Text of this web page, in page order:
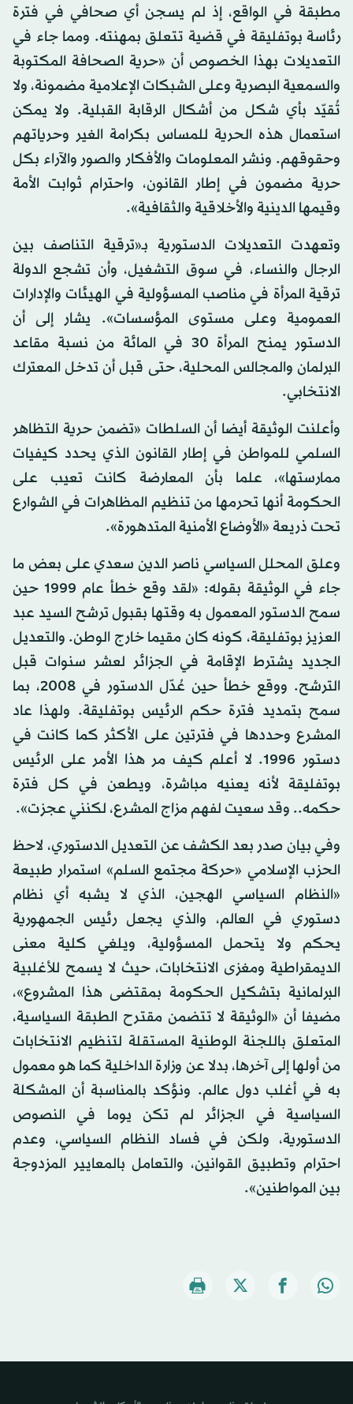
مطبقة في الواقع، إذ لم يسجن أي صحافي في فترة
رئاسة بوتفليقة في قضية تتعلق بمهنته. ومما جاء في
التعديلات بهذا الخصوص أن «حرية الصحافة المكتوبة
والسمعية البصرية وعلى الشبكات الإعلامية مضمونة، ولا
تُقيّد بأي شكل من أشكال الرقابة القبلية. ولا يمكن
استعمال هذه الحرية للمساس بكرامة الغير وحرياتهم
وحقوقهم. ونشر المعلومات والأفكار والصور والآراء بكل
حرية مضمون في إطار القانون، واحترام ثوابت الأمة
وقيمها الدينية والأخلاقية والثقافية».
وتعهدت التعديلات الدستورية بـ«ترقية التناصف بين
الرجال والنساء، في سوق التشغيل، وأن تشجع الدولة
ترقية المرأة في مناصب المسؤولية في الهيئات والإدارات
العمومية وعلى مستوى المؤسسات». يشار إلى أن
الدستور يمنح المرأة 30 في المائة من نسبة مقاعد
البرلمان والمجالس المحلية، حتى قبل أن تدخل المعترك
الانتخابي.
وأعلنت الوثيقة أيضا أن السلطات «تضمن حرية التظاهر
السلمي للمواطن في إطار القانون الذي يحدد كيفيات
ممارستها»، علما بأن المعارضة كانت تعيب على
الحكومة أنها تحرمها من تنظيم المظاهرات في الشوارع
تحت ذريعة «الأوضاع الأمنية المتدهورة».
وعلق المحلل السياسي ناصر الدين سعدي على بعض ما
جاء في الوثيقة بقوله: «لقد وقع خطأ عام 1999 حين
سمح الدستور المعمول به وقتها بقبول ترشح السيد عبد
العزيز بوتفليقة، كونه كان مقيما خارج الوطن. والتعديل
الجديد يشترط الإقامة في الجزائر لعشر سنوات قبل
الترشح. ووقع خطأ حين عُدّل الدستور في 2008، بما
سمح بتمديد فترة حكم الرئيس بوتفليقة. ولهذا عاد
المشرع وحددها في فترتين على الأكثر كما كانت في
دستور 1996. لا أعلم كيف مر هذا الأمر على الرئيس
بوتفليقة لأنه يعنيه مباشرة، ويطعن في كل فترة
حكمه.. وقد سعيت لفهم مزاج المشرع، لكنني عجزت».
وفي بيان صدر بعد الكشف عن التعديل الدستوري، لاحظ
الحزب الإسلامي «حركة مجتمع السلم» استمرار طبيعة
«النظام السياسي الهجين، الذي لا يشبه أي نظام
دستوري في العالم، والذي يجعل رئيس الجمهورية
يحكم ولا يتحمل المسؤولية، ويلغي كلية معنى
الديمقراطية ومغزى الانتخابات، حيث لا يسمح للأغلبية
البرلمانية بتشكيل الحكومة بمقتضى هذا المشروع»،
مضيفا أن «الوثيقة لا تتضمن مقترح الطبقة السياسية،
المتعلق باللجنة الوطنية المستقلة لتنظيم الانتخابات
من أولها إلى آخرها، بدلا عن وزارة الداخلية كما هو معمول
به في أغلب دول عالم. ونؤكد بالمناسبة أن المشكلة
السياسية في الجزائر لم تكن يوما في النصوص
الدستورية، ولكن في فساد النظام السياسي، وعدم
احترام وتطبيق القوانين، والتعامل بالمعايير المزدوجة
بين المواطنين».